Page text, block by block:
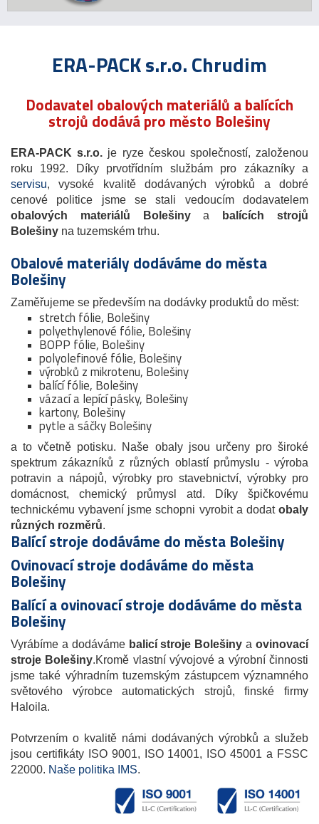
ERA-PACK s.r.o. Chrudim
Dodavatel obalových materiálů a balících
strojů dodává pro město Bolešiny
ERA-PACK s.r.o. je ryze českou společností, založenou
roku 1992. Díky prvotřídním službám pro zákazníky a
servisu, vysoké kvalitě dodávaných výrobků a dobré
cenové politice jsme se stali vedoucím dodavatelem
obalových materiálů Bolešinya
balících strojů
Bolešiny na tuzemském trhu.
Obalové materiály dodáváme do města
Bolešiny
Zaměřujeme se především na dodávky produktů do měst:
stretch fólie, Bolešiny
polyethylenové fólie, Bolešiny
BOPP fólie, Bolešiny
polyolefinové fólie, Bolešiny
výrobků z mikrotenu, Bolešiny
balící fólie, Bolešiny
vázací a lepící pásky, Bolešiny
kartony, Bolešiny
pytle a sáčky Bolešiny
a to včetně potisku. Naše obaly jsou určeny pro široké
spektrum zákazníků z různých oblastí průmyslu - výroba
potravin a nápojů, výrobky pro stavebnictví, výrobky pro
domácnost, chemický průmysl atd. Díky špičkovému
technickému vybavení jsme schopni vyrobit a dodat obaly
různých rozměrů.
Balící stroje dodáváme do města Bolešiny
Ovinovací stroje dodáváme do města
Bolešiny
Balící a ovinovací stroje dodáváme do města
Bolešiny
Vyrábíme a dodáváme balicí stroje Bolešiny aovinovací
stroje Bolešiny.Kromě vlastní vývojové a výrobní činnosti
jsme také výhradním tuzemským zástupcem významného
světového výrobce automatických strojů, finské firmy
Haloila.
Potvrzením o kvalitě námi dodávaných výrobků a služeb
jsou certifikáty ISO 9001, ISO 14001, ISO 45001 a FSSC
22000. Naše politika IMS.